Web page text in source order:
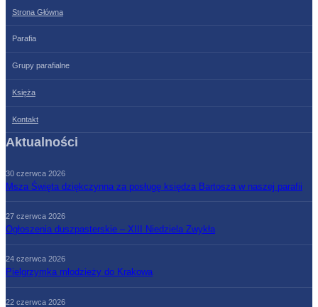
Strona Główna
Parafia
Grupy parafialne
Księża
Kontakt
Aktualności
30 czerwca 2026
Msza Święta dziękczynna za posługę księdza Bartosza w naszej parafii
27 czerwca 2026
Ogłoszenia duszpasterskie – XIII Niedziela Zwykła
24 czerwca 2026
Pielgrzymka młodzieży do Krakowa
22 czerwca 2026